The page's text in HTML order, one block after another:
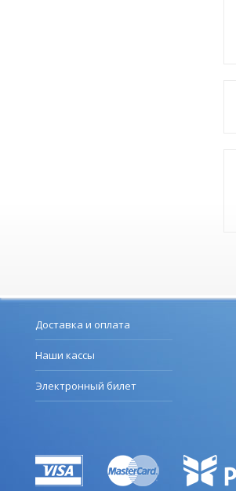
Доставка и оплата
Наши кассы
Электронный билет